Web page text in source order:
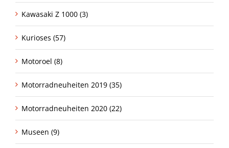
Kawasaki Z 1000 (3)
Kurioses (57)
Motoroel (8)
Motorradneuheiten 2019 (35)
Motorradneuheiten 2020 (22)
Museen (9)